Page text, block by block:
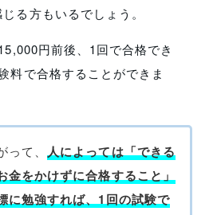
る方もいるでしょう。
円前後、1回で合格でき
料で合格することができま
って、 人によっては「できる
金をかけずに合格すること」
に勉強すれば、1回の試験で